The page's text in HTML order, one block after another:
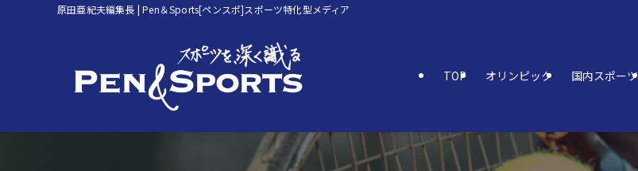
原田亜紀夫編集長 | Pen＆Sports[ペンスポ]スポーツ特化型メディア
TOP オリンピック 国内スポーツ